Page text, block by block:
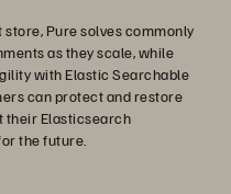
Pure solves commonly
as they scale, while
with Elastic Searchable
can protect and restore
their Elasticsearch
the future.